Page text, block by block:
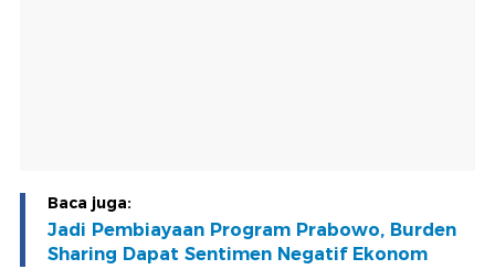
Baca juga:
Jadi Pembiayaan Program Prabowo, Burden
Sharing Dapat Sentimen Negatif Ekonom